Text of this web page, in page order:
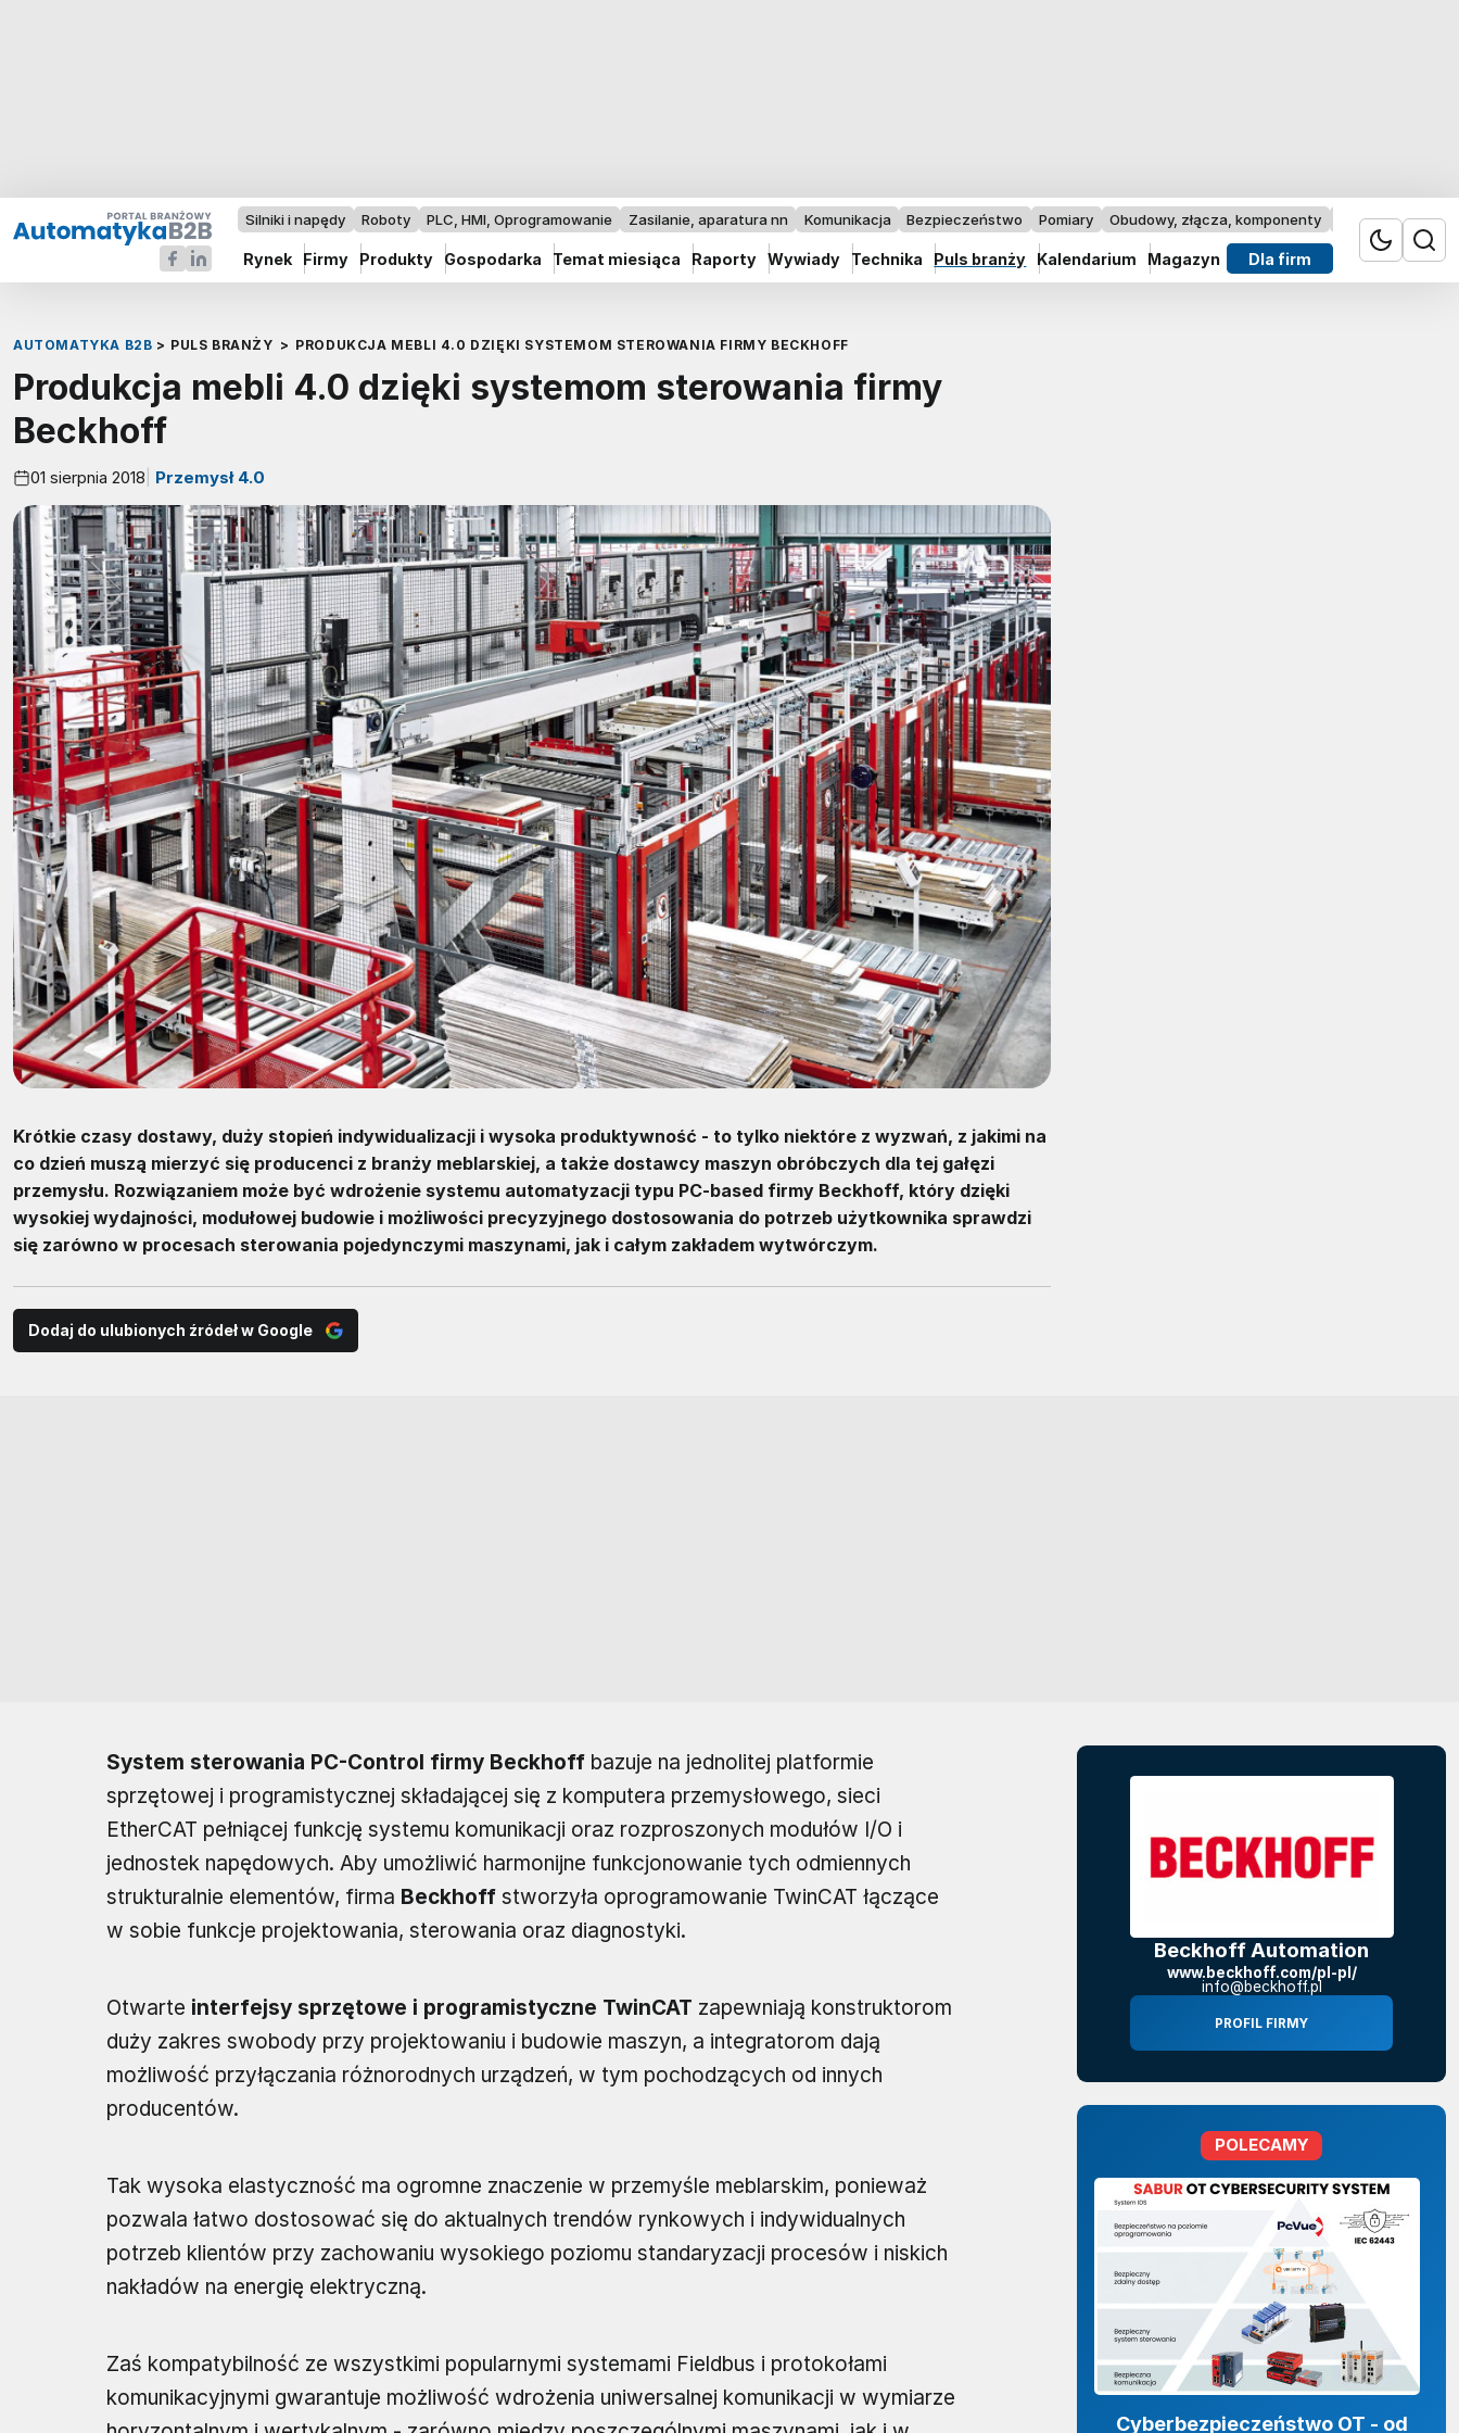
Silniki i napędy Roboty PLC, HMI, Oprogramowanie Zasilanie, aparatura nn Komunikacja Bezpieczeństwo Pomiary Obudowy, złącza, komponenty Przemysł 4.0
Rynek Firmy Produkty Gospodarka Temat miesiąca Raporty Wywiady Technika Puls branży Kalendarium Magazyn Dla firm
AUTOMATYKA B2B > PULS BRANŻY > PRODUKCJA MEBLI 4.0 DZIĘKI SYSTEMOM STEROWANIA FIRMY BECKHOFF
Produkcja mebli 4.0 dzięki systemom sterowania firmy
Beckhoff
01 sierpnia 2018 Przemysł 4.0
Krótkie czasy dostawy, duży stopień indywidualizacji i wysoka produktywność - to tylko niektóre z wyzwań, z jakimi na
co dzień muszą mierzyć się producenci z branży meblarskiej, a także dostawcy maszyn obróbczych dla tej gałęzi
przemysłu. Rozwiązaniem może być wdrożenie systemu automatyzacji typu PC-based firmy Beckhoff, który dzięki
wysokiej wydajności, modułowej budowie i możliwości precyzyjnego dostosowania do potrzeb użytkownika sprawdzi
się zarówno w procesach sterowania pojedynczymi maszynami, jak i całym zakładem wytwórczym.
Dodaj do ulubionych źródeł w Google
System sterowania PC-Control firmy Beckhoff bazuje na jednolitej platformie
sprzętowej i programistycznej składającej się z komputera przemysłowego, sieci
EtherCAT pełniącej funkcję systemu komunikacji oraz rozproszonych modułów I/O i
jednostek napędowych. Aby umożliwić harmonijne funkcjonowanie tych odmiennych
strukturalnie elementów, firma Beckhoff stworzyła oprogramowanie TwinCAT łączące
w sobie funkcje projektowania, sterowania oraz diagnostyki.
Otwarte interfejsy sprzętowe i programistyczne TwinCAT zapewniają konstruktorom
duży zakres swobody przy projektowaniu i budowie maszyn, a integratorom dają
możliwość przyłączania różnorodnych urządzeń, w tym pochodzących od innych
producentów.
Tak wysoka elastyczność ma ogromne znaczenie w przemyśle meblarskim, ponieważ
pozwala łatwo dostosować się do aktualnych trendów rynkowych i indywidualnych
potrzeb klientów przy zachowaniu wysokiego poziomu standaryzacji procesów i niskich
nakładów na energię elektryczną.
Zaś kompatybilność ze wszystkimi popularnymi systemami Fieldbus i protokołami
komunikacyjnymi gwarantuje możliwość wdrożenia uniwersalnej komunikacji w wymiarze
Beckhoff Automation
www.beckhoff.com/pl-pl/
info@beckhoff.pl
PROFIL FIRMY
POLECAMY
Cyberbezpieczeństwo OT - od